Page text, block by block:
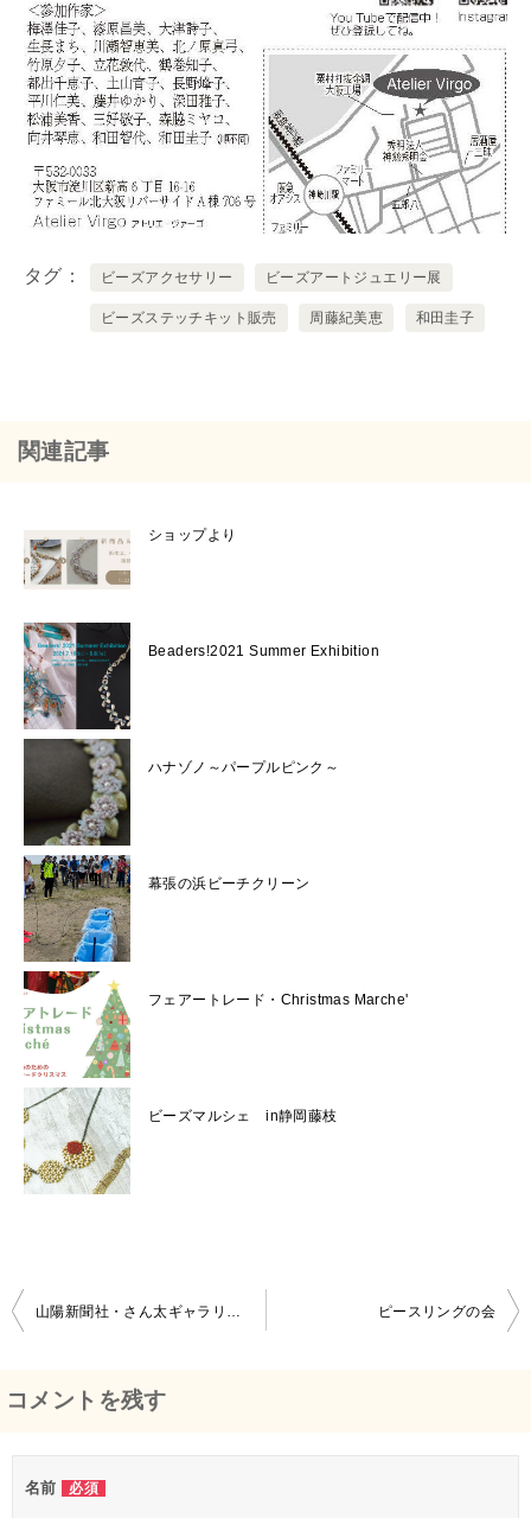
タグ ビーズアクセサリー ビーズアートジュエリー展
ビーズステッチキット販売 周藤紀美恵 和田圭子
関連記事
ショップより
Beaders!2021 Summer Exhibition
ハナゾノ～パープルピンク～
幕張の浜ビーチクリーン
フェアートレード・Christmas Marche'
ビーズマルシェ in静岡藤枝
稿
ピースリングの会
コメントを残す
名前 必須